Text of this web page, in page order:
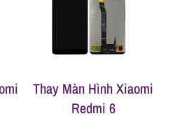
Thay Màn Hình Xiaomi
Redmi 6